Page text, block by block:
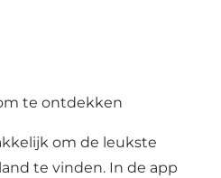
te ontdekken
om de leukste
te vinden. In de app